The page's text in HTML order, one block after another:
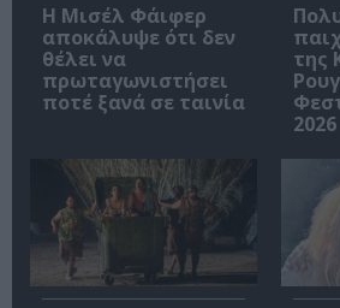
Η Μισέλ Φάιφερ
αποκάλυψε ότι δεν
θέλει να
πρωταγωνιστήσει
ποτέ ξανά σε ταινία
της
2026